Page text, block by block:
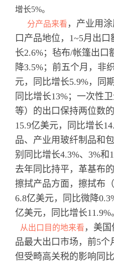
增长5%。
分产品来看 ，产业用
口产品地位，1~5月出
长2.6%；毡布/帐篷出口
降3.5%；前五个月，非
元，同比增长5.9%，同
同比增长13%；一次性
等）的出口保持两位数
15.9亿美元，同比增长
品、产业用玻纤制品和
别同比增长4.3%、3%和
去年同比持平，革基布
擦拭产品方面，擦拭布
6.8亿美元，同比微降
亿美元，同比增长11.9%
从出口目的地来看 ，美
品最大出口市场，前5个
但受畸高关税的影响同